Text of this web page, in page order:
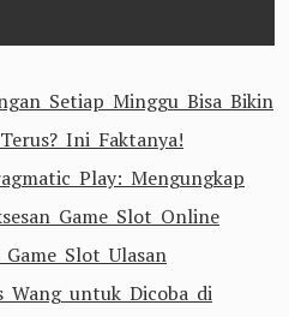
Setiap Minggu Bisa Bikin
Ini Faktanya!
Play: Mengungkap
Game Slot Online
Slot Ulasan
Wang untuk Dicoba di